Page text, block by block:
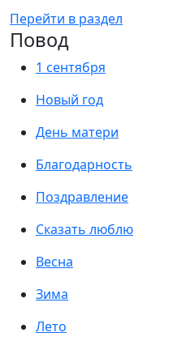
Перейти в раздел
Повод
1 сентября
Новый год
День матери
Благодарность
Поздравление
Сказать люблю
Весна
Зима
Лето